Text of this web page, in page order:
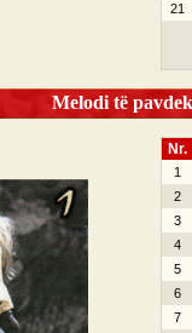
21
Melodi të
Nr.
1
2
3
4
5
6
7